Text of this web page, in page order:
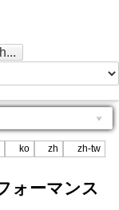
ko zh zh-tw
ォーマンス